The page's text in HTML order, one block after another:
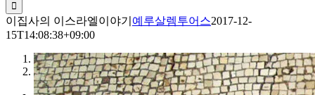
이집사의 이스라엘이야기 예루살렘투어스2017-12-
15T14:08:38+09:00
1
2